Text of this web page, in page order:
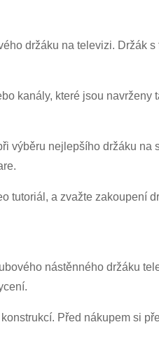
držáku na televizi. Držák
kanály, které jsou
výběru nejlepšího držáku
tutoriál, a zvažte zakoupení
nástěnného držáku
Před nákupem si
Zpět
Nesprávné informace povedou k
Zpět
totožnosti obdržíte e-